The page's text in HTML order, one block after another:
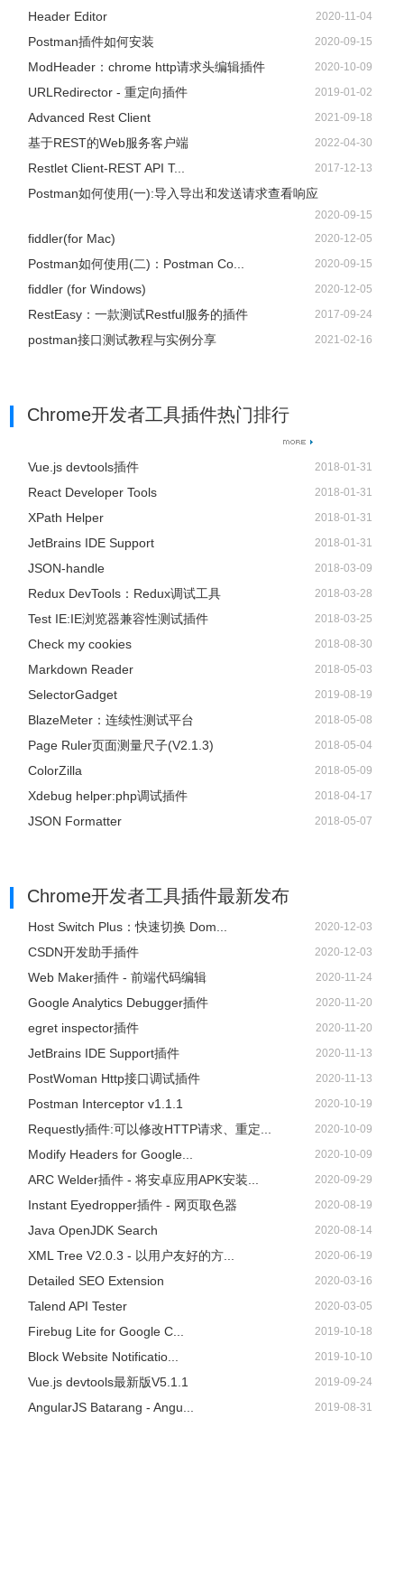
Header Editor 2020-11-04
Postman插件如何安装 2020-09-15
ModHeader：chrome http请求头编辑插件 2020-10-09
URLRedirector - 重定向插件 2019-01-02
Advanced Rest Client 2021-09-18
基于REST的Web服务客户端 2022-04-30
Restlet Client-REST API T... 2017-12-13
Postman如何使用(一):导入导出和发送请求查看响应
2020-09-15
fiddler(for Mac) 2020-12-05
Postman如何使用(二)：Postman Co... 2020-09-15
fiddler (for Windows) 2020-12-05
RestEasy：一款测试Restful服务的插件 2017-09-24
postman接口测试教程与实例分享 2021-02-16
Chrome开发者工具插件热门排行
Vue.js devtools插件 2018-01-31
React Developer Tools 2018-01-31
XPath Helper 2018-01-31
JetBrains IDE Support 2018-01-31
JSON-handle 2018-03-09
Redux DevTools：Redux调试工具 2018-03-28
Test IE:IE浏览器兼容性测试插件 2018-03-25
Check my cookies 2018-08-30
Markdown Reader 2018-05-03
SelectorGadget 2019-08-19
BlazeMeter：连续性测试平台 2018-05-08
Page Ruler页面测量尺子(V2.1.3) 2018-05-04
ColorZilla 2018-05-09
Xdebug helper:php调试插件 2018-04-17
JSON Formatter 2018-05-07
Chrome开发者工具插件最新发布
Host Switch Plus：快速切换 Dom... 2020-12-03
CSDN开发助手插件 2020-12-03
Web Maker插件 - 前端代码编辑 2020-11-24
Google Analytics Debugger插件 2020-11-20
egret inspector插件 2020-11-20
JetBrains IDE Support插件 2020-11-13
PostWoman Http接口调试插件 2020-11-13
Postman Interceptor v1.1.1 2020-10-19
Requestly插件:可以修改HTTP请求、重定... 2020-10-09
Modify Headers for Google... 2020-10-09
ARC Welder插件 - 将安卓应用APK安装... 2020-09-29
Instant Eyedropper插件 - 网页取色器 2020-08-19
Java OpenJDK Search 2020-08-14
XML Tree V2.0.3 - 以用户友好的方... 2020-06-19
Detailed SEO Extension 2020-03-16
Talend API Tester 2020-03-05
Firebug Lite for Google C... 2019-10-18
Block Website Notificatio... 2019-10-10
Vue.js devtools最新版V5.1.1 2019-09-24
AngularJS Batarang - Angu... 2019-08-31